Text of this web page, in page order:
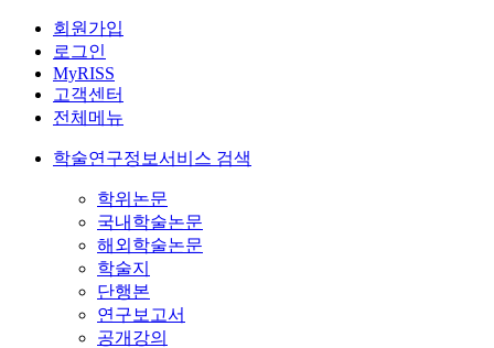
회원가입
로그인
MyRISS
고객센터
전체메뉴
학술연구정보서비스 검색
학위논문
국내학술논문
해외학술논문
학술지
단행본
연구보고서
공개강의